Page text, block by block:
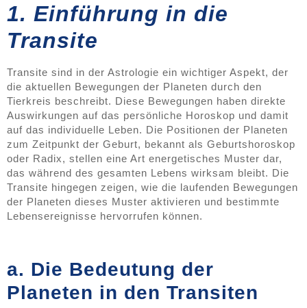
1. Einführung in die
Transite
Transite sind in der Astrologie ein wichtiger Aspekt, der
die aktuellen Bewegungen der Planeten durch den
Tierkreis beschreibt. Diese Bewegungen haben direkte
Auswirkungen auf das persönliche Horoskop und damit
auf das individuelle Leben. Die Positionen der Planeten
zum Zeitpunkt der Geburt, bekannt als Geburtshoroskop
oder Radix, stellen eine Art energetisches Muster dar,
das während des gesamten Lebens wirksam bleibt. Die
Transite hingegen zeigen, wie die laufenden Bewegungen
der Planeten dieses Muster aktivieren und bestimmte
Lebensereignisse hervorrufen können.
a. Die Bedeutung der
Planeten in den Transiten